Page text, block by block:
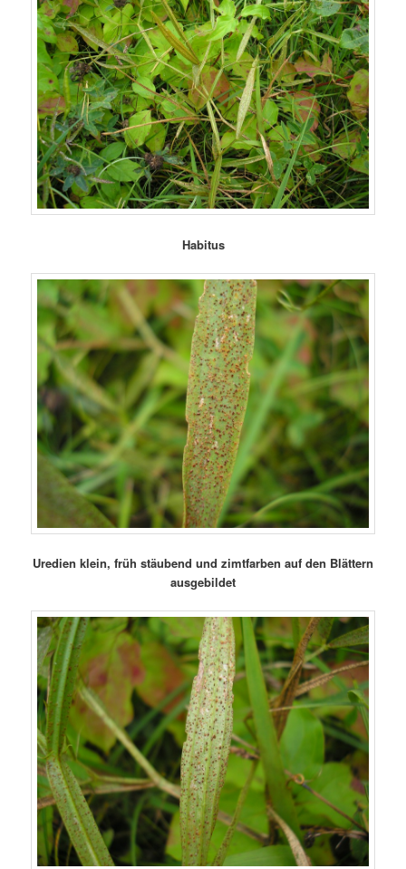
Habitus
Uredien klein, früh stäubend und zimtfarben auf den Blättern
ausgebildet